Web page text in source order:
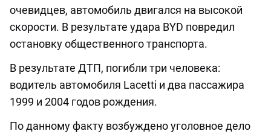
очевидцев, автомобиль двигался на высокой
скорости. В результате удара BYD повредил
остановку общественного транспорта.
В результате ДТП, погибли три человека:
водитель автомобиля Lacetti и два пассажира
1999 и 2004 годов рождения.
По данному факту возбуждено уголовное дело